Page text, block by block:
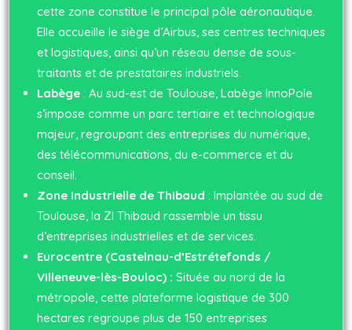
cette zone constitue le principal pôle aéronautique.
Elle accueille le siège d’Airbus, ses centres techniques
et logistiques, ainsi qu’un réseau dense de sous-
traitants et de prestataires industriels.
Labège: Au sud-est de Toulouse, Labège InnoPole
s’impose comme un parc tertiaire et technologique
majeur, regroupant des entreprises du numérique,
des télécommunications, du e-commerce et du
conseil.
Zone Industrielle de Thibaud : Implantée au sud de
Toulouse, la ZI Thibaud rassemble un tissu
d’entreprises industrielles et de services.
Eurocentre (Castelnau-d’Estrétefonds /
Villeneuve-lès-Bouloc) : Située au nord de la
métropole, cette plateforme logistique de 300
hectares regroupe plus de 150 entreprises